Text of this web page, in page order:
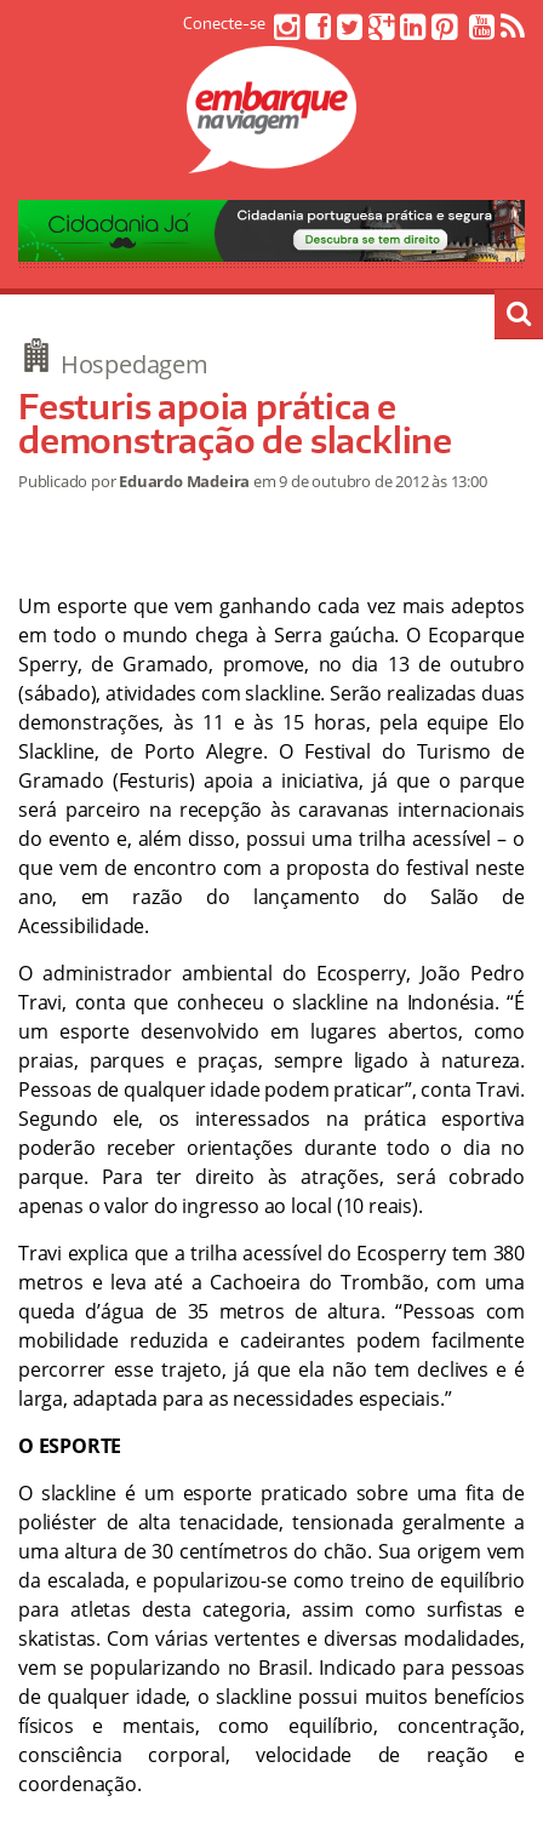
Conecte-se
Hospedagem
Festuris apoia prática e
demonstração de slackline
Publicado porEduardo Madeira em9 de outubro de 2012às 13:00
Um esporte que vem ganhando cada vez mais adeptos
em todo o mundo chega à Serra gaúcha. O Ecoparque
Sperry, de Gramado, promove, no dia 13 de outubro
(sábado), atividades com slackline. Serão realizadas duas
demonstrações, às 11 e às 15 horas, pela equipe Elo
Slackline, de Porto Alegre. O Festival do Turismo de
Gramado (Festuris) apoia a iniciativa, já que o parque
será parceiro na recepção às caravanas internacionais
do evento e, além disso, possui uma trilha acessível – o
que vem de encontro com a proposta do festival neste
ano, em razão do lançamento do Salão de
Acessibilidade.
O administrador ambiental do Ecosperry, João Pedro
Travi, conta que conheceu o slackline na Indonésia. “É
um esporte desenvolvido em lugares abertos, como
praias, parques e praças, sempre ligado à natureza.
Pessoas de qualquer idade podem praticar”, conta Travi.
Segundo ele, os interessados na prática esportiva
poderão receber orientações durante todo o dia no
parque. Para ter direito às atrações, será cobrado
apenas o valor do ingresso ao local (10 reais).
Travi explica que a trilha acessível do Ecosperry tem 380
metros e leva até a Cachoeira do Trombão, com uma
queda d’água de 35 metros de altura. “Pessoas com
mobilidade reduzida e cadeirantes podem facilmente
percorrer esse trajeto, já que ela não tem declives e é
larga, adaptada para as necessidades especiais.”
O ESPORTE
O slackline é um esporte praticado sobre uma fita de
poliéster de alta tenacidade, tensionada geralmente a
uma altura de 30 centímetros do chão. Sua origem vem
da escalada, e popularizou-se como treino de equilíbrio
para atletas desta categoria, assim como surfistas e
skatistas. Com várias vertentes e diversas modalidades,
vem se popularizando no Brasil. Indicado para pessoas
de qualquer idade, o slackline possui muitos benefícios
físicos e mentais, como equilíbrio, concentração,
consciência corporal, velocidade de reação e
coordenação.